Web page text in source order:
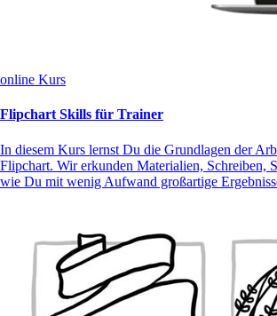
online Kurs
Flipchart Skills für Trainer
In diesem Kurs lernst Du die Grundlagen der
Flipchart. Wir erkunden Materialien, Schreiben,
wie Du mit wenig Aufwand großartige